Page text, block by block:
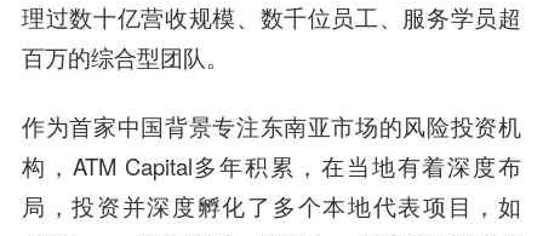
理过数十亿营收规模、数千位员工、服务学员超
百万的综合型团队。
作为首家中国背景专注东南亚市场的风险投资机
构，ATM Capital多年积累，在当地有着深度布
局，投资并深度孵化了多个本地代表项目，如